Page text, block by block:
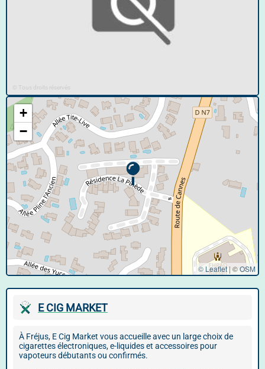
© Tous droits réservés
+
−
© Leaflet | ©OSM
E CIG MARKET
À Fréjus, E Cig Market vous accueille avec un large choix de
cigarettes électroniques, e-liquides et accessoires pour
vapoteurs débutants ou confirmés.